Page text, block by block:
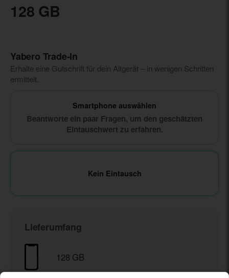
128 GB
Yabero Trade‑In
Erhalte eine Gutschrift für dein Altgerät – in wenigen Schritten
ermittelt.
Smartphone auswählen
Beantworte ein paar Fragen, um den geschätzten
Eintauschwert zu erfahren.
Kein Eintausch
Lieferumfang
128 GB